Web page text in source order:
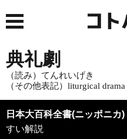
典礼劇
（読み）てんれいげき
（その他表記）liturgical drama
日本大百科全書(ニッポニカ)
すい解説